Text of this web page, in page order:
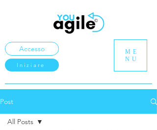
Iniziare
Accesso
ME
NU
Post
All Posts